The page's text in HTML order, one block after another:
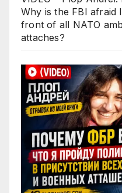
Why is the FBI afraid
front of all NATO
attaches?